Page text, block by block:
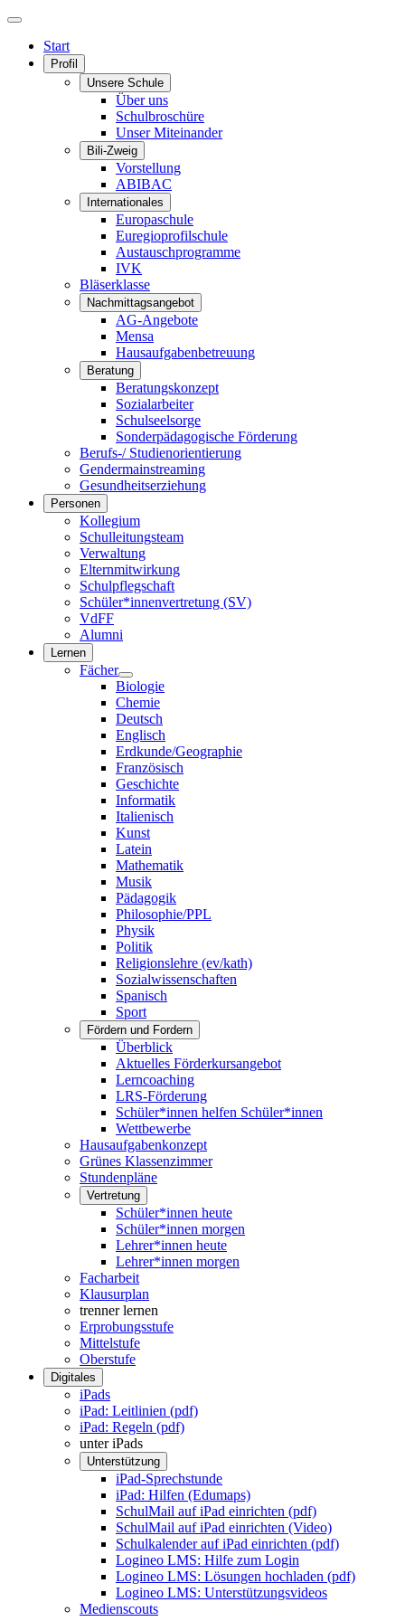
Start
Profil
Unsere Schule
Über uns
Schulbroschüre
Unser Miteinander
Bili-Zweig
Vorstellung
ABIBAC
Internationales
Europaschule
Euregioprofilschule
Austauschprogramme
IVK
Bläserklasse
Nachmittagsangebot
AG-Angebote
Mensa
Hausaufgabenbetreuung
Beratung
Beratungskonzept
Sozialarbeiter
Schulseelsorge
Sonderpädagogische Förderung
Berufs-/ Studienorientierung
Gendermainstreaming
Gesundheitserziehung
Personen
Kollegium
Schulleitungsteam
Verwaltung
Elternmitwirkung
Schulpflegschaft
Schüler*innenvertretung (SV)
VdFF
Alumni
Lernen
Fächer
Biologie
Chemie
Deutsch
Englisch
Erdkunde/Geographie
Französisch
Geschichte
Informatik
Italienisch
Kunst
Latein
Mathematik
Musik
Pädagogik
Philosophie/PPL
Physik
Politik
Religionslehre (ev/kath)
Sozialwissenschaften
Spanisch
Sport
Fördern und Fordern
Überblick
Aktuelles Förderkursangebot
Lerncoaching
LRS-Förderung
Schüler*innen helfen Schüler*innen
Wettbewerbe
Hausaufgabenkonzept
Grünes Klassenzimmer
Stundenpläne
Vertretung
Schüler*innen heute
Schüler*innen morgen
Lehrer*innen heute
Lehrer*innen morgen
Facharbeit
Klausurplan
trenner lernen
Erprobungsstufe
Mittelstufe
Oberstufe
Digitales
iPads
iPad: Leitlinien (pdf)
iPad: Regeln (pdf)
unter iPads
Unterstützung
iPad-Sprechstunde
iPad: Hilfen (Edumaps)
SchulMail auf iPad einrichten (pdf)
SchulMail auf iPad einrichten (Video)
Schulkalender auf iPad einrichten (pdf)
Logineo LMS: Hilfe zum Login
Logineo LMS: Lösungen hochladen (pdf)
Logineo LMS: Unterstützungsvideos
Medienscouts